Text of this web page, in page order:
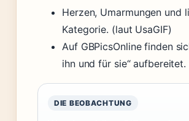
Herzen, Umarmungen und
Kategorie. (laut UsaGIF)
Auf GBPicsOnline finden
ihn und für sie“ aufbereitet.
DIE BEOBACHTUNG